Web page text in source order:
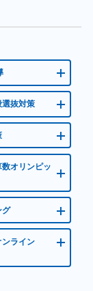
抜対策
オリンピッ
グ
ライン